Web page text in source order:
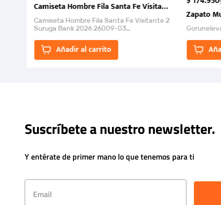
Camiseta Hombre Fila Santa Fe Visitante 2 Suruga
Camiseta Hombre Fila Santa Fe Visitante 2
Suruga Bank 2026 26009-03
la Et...
Añadir al carrito
Zapato
Suscríbete a nuestro newsletter.
Y entérate de primer mano lo que tenemos para ti